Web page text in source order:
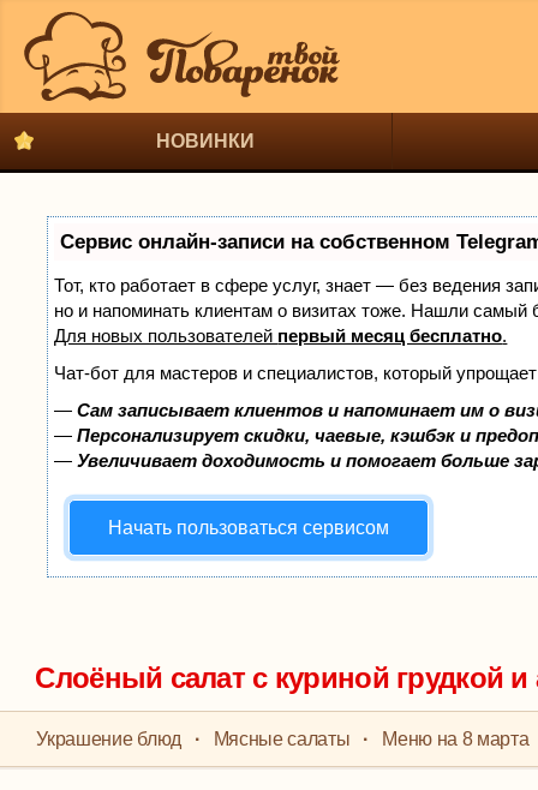
НОВИНКИ
Сервис онлайн-записи на собственном
Тот, кто работает в сфере услуг, знает — без ведения
но и напоминать клиентам о визитах тоже. Нашли
Для новых пользователей первый месяц бесплатно.
Чат-бот для мастеров и специалистов, который
—Сам записывает клиентов и напоминает им о
—Персонализирует скидки, чаевые, кэшбэк и
—Увеличивает доходимость и помогает больше
Начать пользоваться сервисом
Слоёный салат с куриной грудкой
Украшение блюд · Мясные салаты · Меню на 8 марта